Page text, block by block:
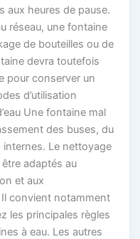
aux heures de pause.
réseau, une fontaine
de bouteilles ou de
devra toutefois
pour conserver un
d’utilisation
Une fontaine mal
des buses, du
internes. Le nettoyage
adaptés au
et aux
convient notamment
les principales règles
à eau. Les autres